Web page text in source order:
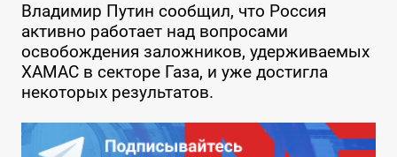
Владимир Путин сообщил, что Россия
активно работает над вопросами
освобождения заложников, удерживаемых
ХАМАС в секторе Газа, и уже достигла
некоторых результатов.